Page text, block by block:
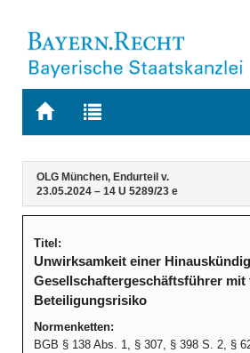
Zur
BAYERN.RECHT
Zur
letzten
Suche
Navigation
Inhalt
OLG München, Endurteil v.
23.05.2024 – 14 U 5289/23 e
Titel:
Unwirksamkeit einer
Gesellschaftergeschäftsführer mit
Beteiligungsrisiko
Normenketten:
BGB § 138 Abs. 1, § 307, § 398 S. 2, §